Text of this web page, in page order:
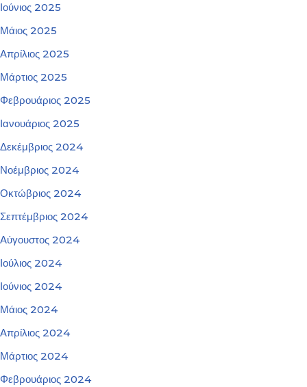
Ιούνιος 2025
Μάιος 2025
Απρίλιος 2025
Μάρτιος 2025
Φεβρουάριος 2025
Ιανουάριος 2025
Δεκέμβριος 2024
Νοέμβριος 2024
Οκτώβριος 2024
Σεπτέμβριος 2024
Αύγουστος 2024
Ιούλιος 2024
Ιούνιος 2024
Μάιος 2024
Απρίλιος 2024
Μάρτιος 2024
Φεβρουάριος 2024